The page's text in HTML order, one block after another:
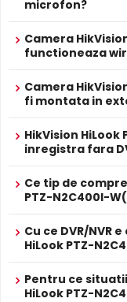
sa treaca,
Infrarosu Inteligent
HikVision HiLook
automat
de distanta
a imaginii la distante
Alte functii
HiLook
ALIMENTARE
12V DC /
Alimentare
POE
Nu
Prospect
tehnic
* Specificatiile tehnice
W(W) au caracter
microfon?
Camera
functioneaza
Camera
fi montata in
HikVision
inregistra fara
Ce tip de
PTZ-N2C400I-
Cu ce DVR/NVR
HiLook PTZ-
Pentru ce
HiLook PTZ-